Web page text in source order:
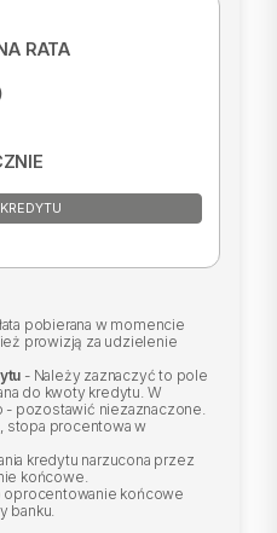
RATA
pobierana w momencie
prowizją za udzielenie
- Należy zaznaczyć to pole
do kwoty kredytu. W
pozostawić niezaznaczone.
stopa procentowa w
kredytu narzucona przez
końcowe.
końcowe
banku.